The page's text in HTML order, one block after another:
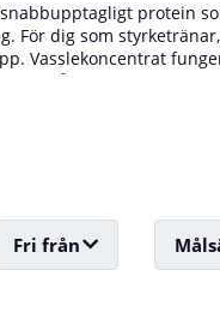
protein
dig som
Vasslekoncentrat
på ungefär 20 till 25
finns i många
Fri från